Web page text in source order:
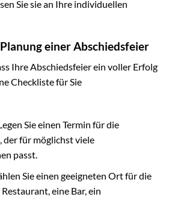
Sie sie an Ihre individuellen
einer Abschiedsfeier
Ihre Abschiedsfeier ein voller Erfolg
Checkliste für Sie
Sie einen Termin für die
der für möglichst viele
passt.
Sie einen geeigneten Ort für die
eine Bar, ein